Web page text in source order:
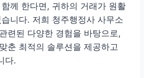
께 한다면, 귀하의 거래가 원활
니다. 저희 청주행정사 사무소
련된 다양한 경험을 바탕으로,
춘 최적의 솔루션을 제공하고
다.